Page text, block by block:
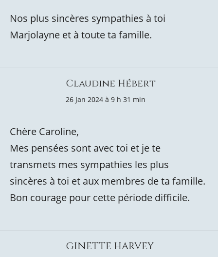
Nos plus sincères sympathies à toi
Marjolayne et à toute ta famille.
Claudine Hébert
26 Jan 2024 à 9 h 31 min
Chère Caroline,
Mes pensées sont avec toi et je te
transmets mes sympathies les plus
sincères à toi et aux membres de ta famille.
Bon courage pour cette période difficile.
GINETTE HARVEY